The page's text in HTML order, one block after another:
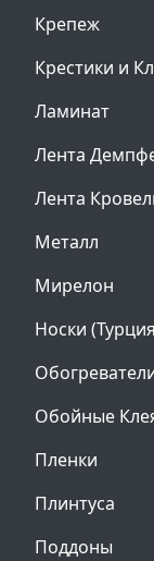
Крепеж
Крестики и
Ламинат
Лента
Лента
Металл
Мирелон
Носки
Обойные
Пленки
Плинтуса
Поддоны